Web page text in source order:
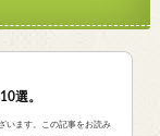
選。
います。この記事をお読み